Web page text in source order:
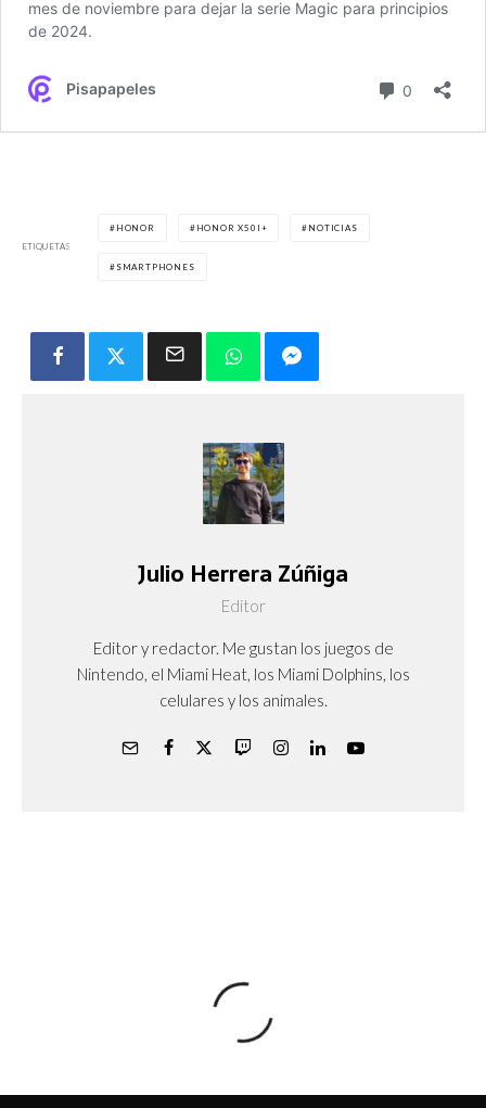
ETIQUETAS
HONOR HONOR X50I+ NOTICIAS
SMARTPHONES
Julio Herrera Zúñiga
Editor
Editor y redactor. Me gustan los juegos de
Nintendo, el Miami Heat, los Miami Dolphins, los
celulares y los animales.